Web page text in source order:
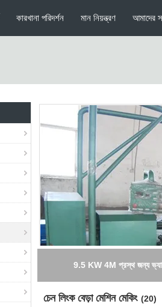
কারখানা পরিদর্শন মান নিয়ন্ত্রণ আমাদের
পেশাদার চেন লিংক বেড়া
চেন লিংক বেড়া মেশিন মেকিং (20)